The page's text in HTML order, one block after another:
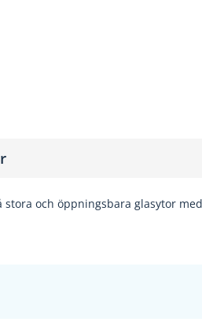
och öppningsbara glasytor